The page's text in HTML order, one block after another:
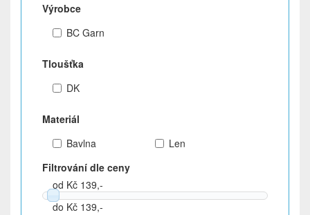
Výrobce
BC Garn
Tloušťka
DK
Materiál
Bavlna
Len
Filtrování dle ceny
od Kč 139,-
do Kč 139,-